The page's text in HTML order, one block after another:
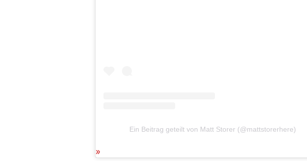
Ein Beitrag geteilt von Matt Storer (@mattstorerhere)